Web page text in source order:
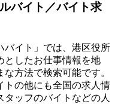
バイト／バイト求
バイト」では、港区役所
としたお仕事情報を地
方法で検索可能です。
トの他にも全国の求人情
ッフのバイトなどの人